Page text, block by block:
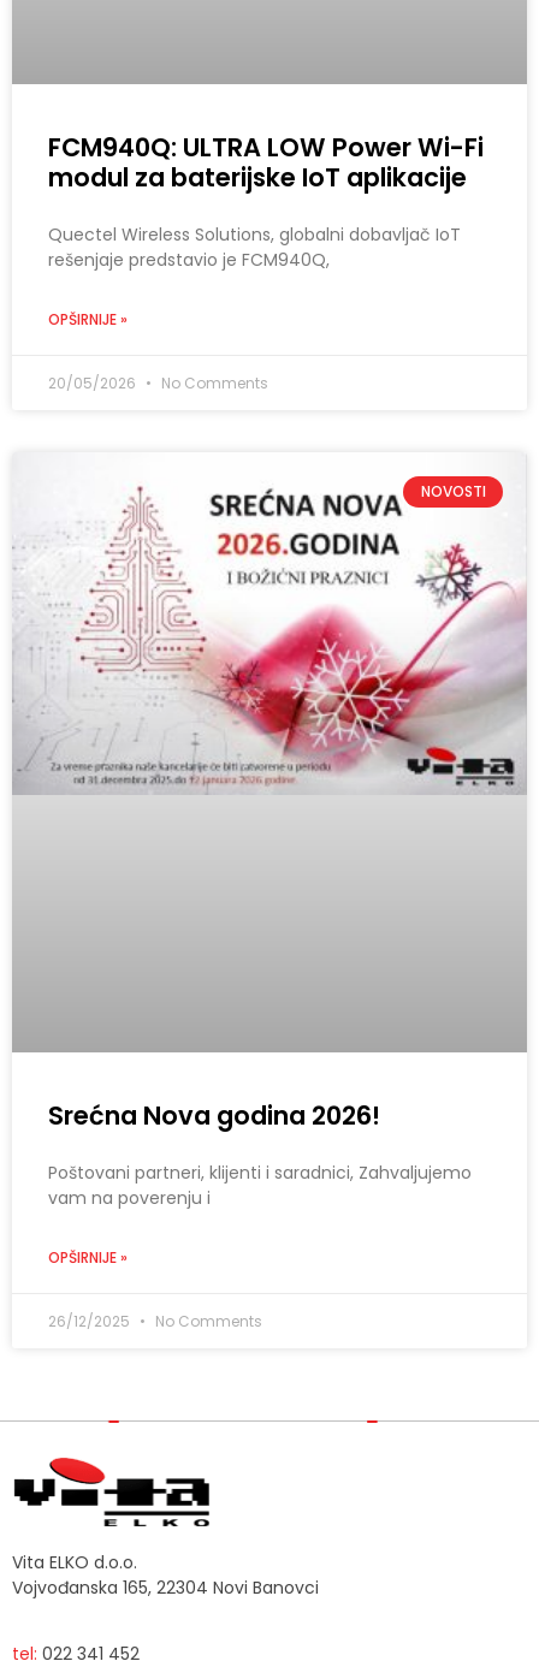
FCM940Q: ULTRA LOW Power Wi-Fi
modul za baterijske IoT aplikacije
Quectel Wireless Solutions, globalni dobavljač IoT
rešenjaje predstavio je FCM940Q,
OPŠIRNIJE »
20/05/2026 No Comments
NOVOSTI
Srećna Nova godina 2026!
Poštovani partneri, klijenti i saradnici, Zahvaljujemo
vam na poverenju i
OPŠIRNIJE »
26/12/2025 No Comments
Vita ELKO d.o.o.
Vojvođanska 165, 22304 Novi Banovci
tel: 022 341 452